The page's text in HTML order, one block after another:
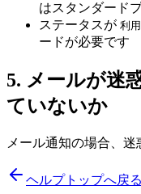
はスタンダード
ステータスが 利
ードが必要です
5. メールが迷
ていないか
メール通知の場合、迷
ヘルプトップへ戻る